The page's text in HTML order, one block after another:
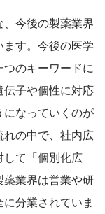
今後の製薬業界
す。今後の医学
のキーワードに
子や個性に対応
になっていくのが
の中で、社内広
て「個別化広
業界は営業や研
分業されていま